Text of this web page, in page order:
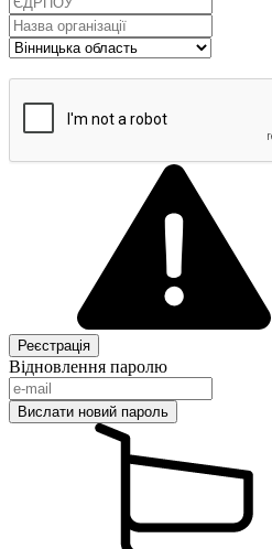
Відновлення паролю